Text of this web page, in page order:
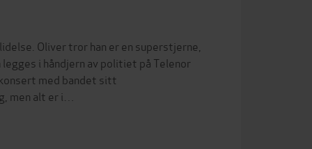
Oliver tror han er en superstjerne,
i håndjern av politiet på Telenor
med bandet sitt
men alt er i…